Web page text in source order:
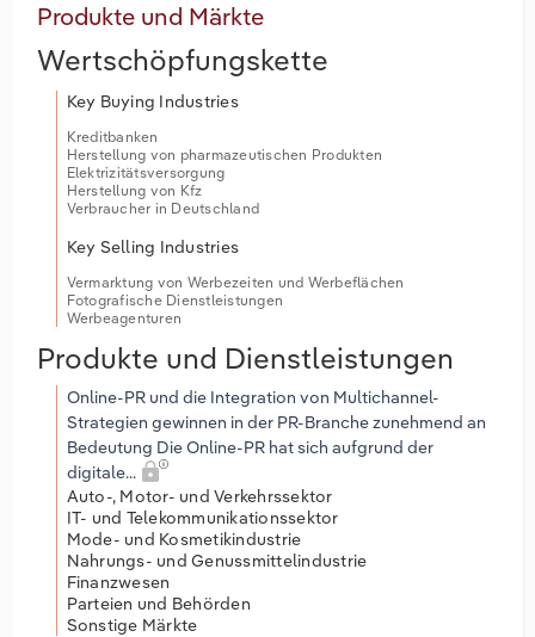
Produkte und Märkte
Wertschöpfungskette
Key Buying Industries
Kreditbanken
Herstellung von pharmazeutischen Produkten
Elektrizitätsversorgung
Herstellung von Kfz
Verbraucher in Deutschland
Key Selling Industries
Vermarktung von Werbezeiten und Werbeflächen
Fotografische Dienstleistungen
Werbeagenturen
Produkte und Dienstleistungen
Online-PR und die Integration von Multichannel-
Strategien gewinnen in der PR-Branche zunehmend an
Bedeutung Die Online-PR hat sich aufgrund der
digitale...
Auto-, Motor- und Verkehrssektor
IT- und Telekommunikationssektor
Mode- und Kosmetikindustrie
Nahrungs- und Genussmittelindustrie
Finanzwesen
Parteien und Behörden
Sonstige Märkte